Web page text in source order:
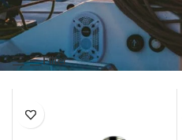
Innenbeleuchtung
Ergebnisse 1 – 12 von 14 werden
Filter